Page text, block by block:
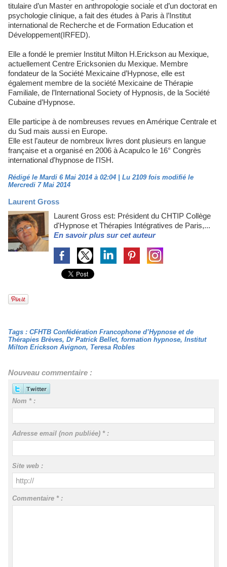
titulaire d’un Master en anthropologie sociale et d’un doctorat en
psychologie clinique, a fait des études à Paris à l’Institut
international de Recherche et de Formation Education et
Développement(IRFED).
Elle a fondé le premier Institut Milton H.Erickson au Mexique,
actuellement Centre Ericksonien du Mexique. Membre
fondateur de la Société Mexicaine d’Hypnose, elle est
également membre de la société Mexicaine de Thérapie
Familiale, de l’International Society of Hypnosis, de la Société
Cubaine d’Hypnose.
Elle participe à de nombreuses revues en Amérique Centrale et
du Sud mais aussi en Europe.
Elle est l’auteur de nombreux livres dont plusieurs en langue
française et a organisé en 2006 à Acapulco le 16° Congrès
international d'hypnose de l'ISH.
Rédigé le Mardi 6 Mai 2014 à 02:04 | Lu 2109 fois modifié le
Mercredi 7 Mai 2014
Laurent Gross
Laurent Gross est: Président du CHTIP Collège
d'Hypnose et Thérapies Intégratives de Paris,...
En savoir plus sur cet auteur
Tags : CFHTB Confédération Francophone d’Hypnose et de
Thérapies Brèves, Dr Patrick Bellet, formation hypnose, Institut
Milton Erickson Avignon, Teresa Robles
Nouveau commentaire :
Nom * :
Adresse email (non publiée) * :
Site web :
Commentaire * :